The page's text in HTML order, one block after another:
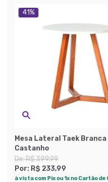
41%
Mesa Lateral Taek Branca
Castanho
De:R$ 399,99
Por: R$ 233,99
à vista com Pix ou 1x no Cartão